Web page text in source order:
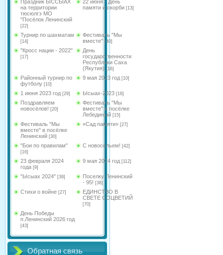
Праздник ЫССЫАХ
на территории
тюсюлгэ МО
"Посёлок Ленинский
[22]
22 июня - День
памяти и скорби [13]
Турнир по шахматам
[14]
Фестиваль "Мы
вместе" [40]
"Кросс нации - 2022"
[17]
День
государственности
Республики Саха
(Якутия) [16]
Районный турнир по
футболу [10]
9 мая 2023 год [10]
1 июня 2023 год [29] Ысыах-2023 [16]
Поздравляем
новосёлов! [20]
Фестиваль "Мы
вместе" в посёлке
Лебединый [15]
Фестиваль "Мы
вместе" в посёлке
Ленинский [30]
«Сад памяти» [27]
"Бои по правилам"
[16]
С новосельем! [42]
23 февраля 2024
года [9]
9 мая 2024 год [112]
"Ысыах 2024" [39]
Поселку Ленинский
- 95! [38]
Стихи о войне [27]
ЕДИНСТВО В
СВЕТЕ СОЦВЕТИЙ
[70]
День Победы
п.Ленинский 2026 год
[43]
Обратная связь